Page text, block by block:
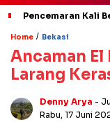
Pencemaran Kali
Home / Bekasi
Ancaman
Larang
Denny Arya -
Rabu, 17 Juni